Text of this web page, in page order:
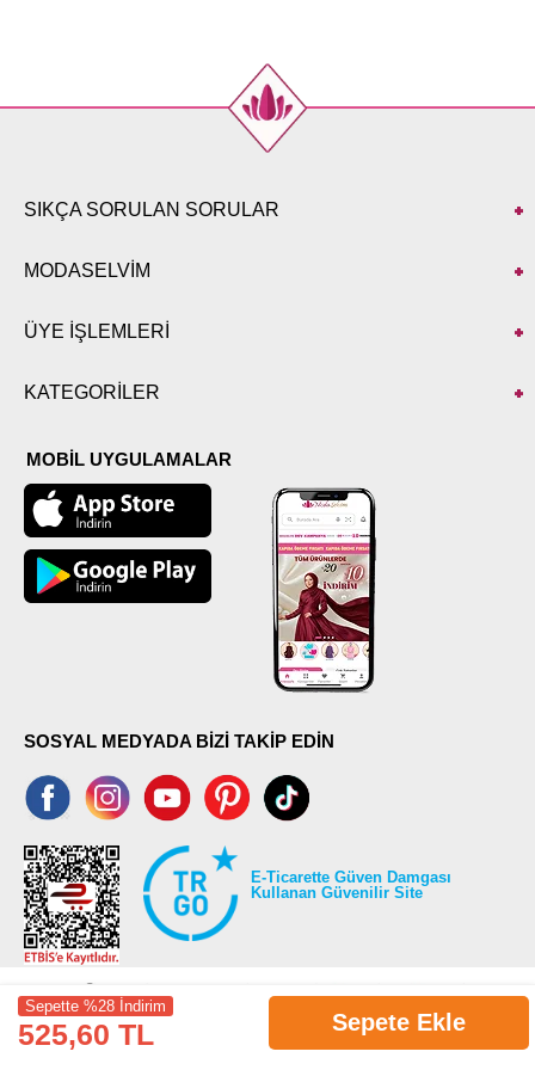
Sepette %28 İndirim
525,60 TL Sepete Ekle
SIKÇA SORULAN SORULAR
MODASELVİM
ÜYE İŞLEMLERİ
KATEGORİLER
MOBİL UYGULAMALAR
SOSYAL MEDYADA BİZİ TAKİP EDİN
E-Ticarette Güven Damgası
Kullanan Güvenilir Site
©2026 Tüm modaselvim.com hakları saklıdır.